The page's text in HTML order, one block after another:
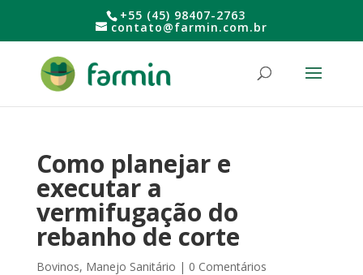
+55 (45) 98407-2763
contato@farmin.com.br
Como planejar e
executar a
vermifugação do
rebanho de corte
Bovinos, Manejo Sanitário | 0 Comentários